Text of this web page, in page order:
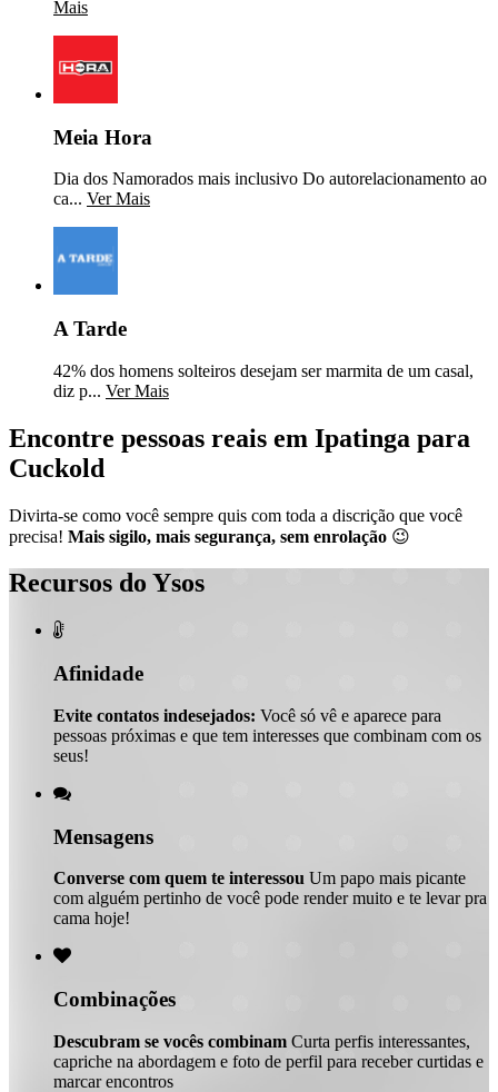
Mais
Meia Hora
Dia dos Namorados mais inclusivo Do autorelacionamento ao
ca... Ver Mais
A Tarde
42% dos homens solteiros desejam ser marmita de um casal,
diz p... Ver Mais
Encontre pessoas reais em Ipatinga para
Cuckold
Divirta-se como você sempre quis com toda a discrição que você
precisa! Mais sigilo, mais segurança, sem enrolação 😉
Recursos do Ysos

Afinidade
Evite contatos indesejados: Você só vê e aparece para
pessoas próximas e que tem interesses que combinam com os
seus!

Mensagens
Converse com quem te interessou Um papo mais picante
com alguém pertinho de você pode render muito e te levar pra
cama hoje!

Combinações
Descubram se vocês combinam Curta perfis interessantes,
capriche na abordagem e foto de perfil para receber curtidas e
marcar encontros